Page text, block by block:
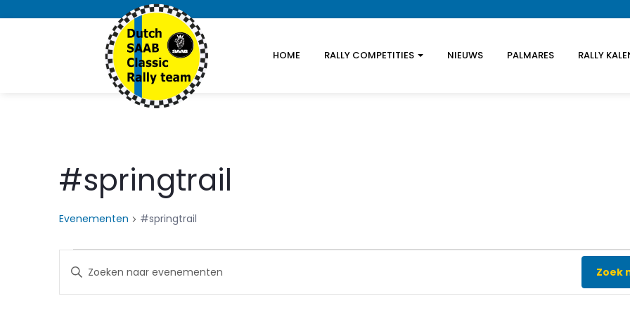
HOME RALLY COMPETITIES NIEUWS PALMARES RALLY
#springtrail
Evenementen #springtrail
Evenementen
in
Evenementen
Zoeken
Vul
Zoek